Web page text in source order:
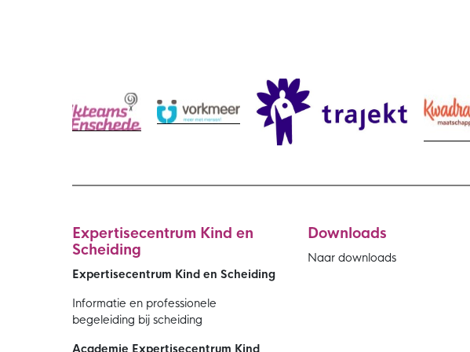
Expertisecentrum Kind en
Scheiding
Expertisecentrum Kind en Scheiding
Informatie en professionele
begeleiding bij scheiding
Academie Expertisecentrum Kind
Downloads
Naar downloads